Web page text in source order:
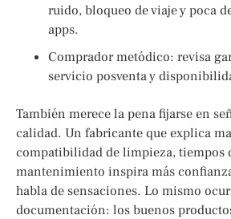
ruido, bloqueo de viaje y poca
apps.
Comprador metódico: revisa
servicio posventa y
También merece la pena fijarse en
calidad. Un fabricante que explica
compatibilidad de limpieza, tiempos
mantenimiento inspira más
habla de sensaciones. Lo mismo
documentación: los buenos